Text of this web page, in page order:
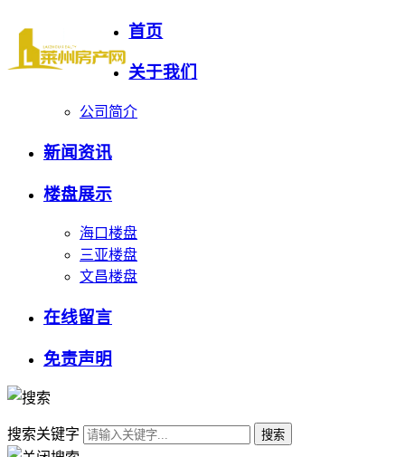
首页
关于我们
公司简介
新闻资讯
楼盘展示
海口楼盘
三亚楼盘
文昌楼盘
在线留言
免责声明
搜索关键字